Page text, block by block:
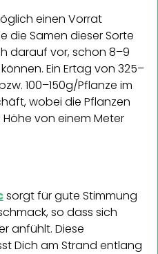
einen Vorrat
die Samen dieser Sorte
darauf vor, schon 8–9
Ein Ertag von 325–
100–150g/Pflanze im
wobei die Pflanzen
von einem Meter
sorgt für gute Stimmung
so dass sich
anfühlt. Diese
Dich am Strand entlang